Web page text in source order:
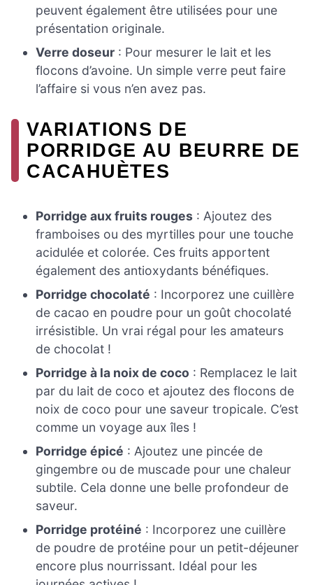
peuvent également être utilisées pour une
présentation originale.
Verre doseur : Pour mesurer le lait et les
flocons d’avoine. Un simple verre peut faire
l’affaire si vous n’en avez pas.
VARIATIONS DE
PORRIDGE AU BEURRE DE
CACAHUÈTES
Porridge aux fruits rouges : Ajoutez des
framboises ou des myrtilles pour une touche
acidulée et colorée. Ces fruits apportent
également des antioxydants bénéfiques.
Porridge chocolaté : Incorporez une cuillère
de cacao en poudre pour un goût chocolaté
irrésistible. Un vrai régal pour les amateurs
de chocolat !
Porridge à la noix de coco : Remplacez le lait
par du lait de coco et ajoutez des flocons de
noix de coco pour une saveur tropicale. C’est
comme un voyage aux îles !
Porridge épicé : Ajoutez une pincée de
gingembre ou de muscade pour une chaleur
subtile. Cela donne une belle profondeur de
saveur.
Porridge protéiné : Incorporez une cuillère
de poudre de protéine pour un petit-déjeuner
encore plus nourrissant. Idéal pour les